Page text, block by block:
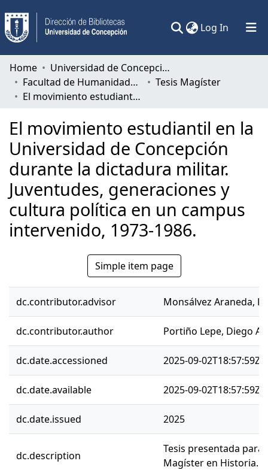
Log In (current)
Communities & Collections
All of DSpace
Home
Universidad de Concepción
Facultad de Humanidades y Arte
Tesis Magíster
El movimiento estudiantil en la Universidad de Concepción durante la dictadura militar. Juventudes, generaciones y cultura política en un campus intervenido, 1973-1986.
El movimiento estudiantil en la
Universidad de Concepción
durante la dictadura militar.
Juventudes, generaciones y
cultura política en un campus
intervenido, 1973-1986.
Simple item page
dc.contributor.advisor Monsálvez Araneda,
dc.contributor.author Portiño Lepe, Diego
dc.date.accessioned 2025-09-02T18:57:59Z
dc.date.available 2025-09-02T18:57:59Z
dc.date.issued 2025
dc.description
Tesis presentada
Magíster en Historia.